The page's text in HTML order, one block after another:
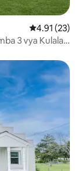
Ukadiriaji wa
4.91 (23)
3 vya Kulala,